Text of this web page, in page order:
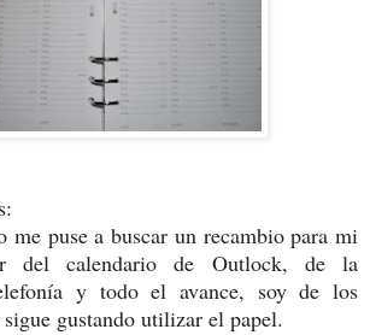
me puse a buscar un recambio para mi
del calendario de Outlock, de la
y todo el avance, soy de los
gustando utilizar el papel.